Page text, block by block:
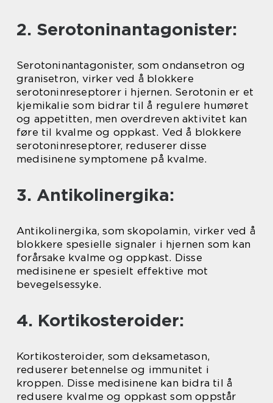
2. Serotoninantagonister:
Serotoninantagonister, som ondansetron og
granisetron, virker ved å blokkere
serotoninreseptorer i hjernen. Serotonin er et
kjemikalie som bidrar til å regulere humøret
og appetitten, men overdreven aktivitet kan
føre til kvalme og oppkast. Ved å blokkere
serotoninreseptorer, reduserer disse
medisinene symptomene på kvalme.
3. Antikolinergika:
Antikolinergika, som skopolamin, virker ved å
blokkere spesielle signaler i hjernen som kan
forårsake kvalme og oppkast. Disse
medisinene er spesielt effektive mot
bevegelsessyke.
4. Kortikosteroider:
Kortikosteroider, som deksametason,
reduserer betennelse og immunitet i
kroppen. Disse medisinene kan bidra til å
redusere kvalme og oppkast som oppstår